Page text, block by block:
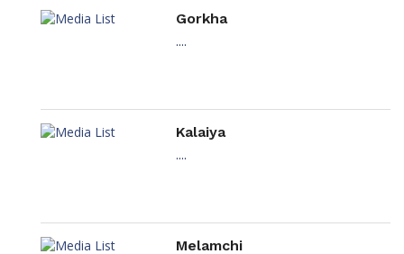
Gorkha
....
Kalaiya
....
Melamchi